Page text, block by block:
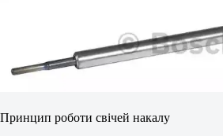
Принцип роботи свічей накалу